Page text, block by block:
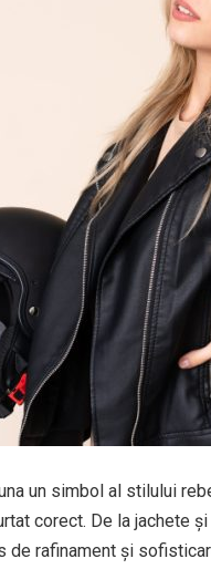
un simbol al stilului
corect. De la jachete
de rafinament și